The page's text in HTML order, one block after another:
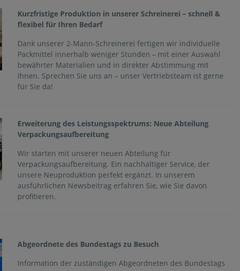
Kurzfristige Produktion in unserer Schreinerei – schnell &
flexibel für Ihren Bedarf
Dank unserer 2-Mann-Schreinerei fertigen wir individuelle
Packmittel innerhalb weniger Stunden – mit einer Auswahl
bewährter Materialien und in direkter Abstimmung mit
Ihnen. Sprechen Sie uns an – unser Vertriebsteam ist gerne
für Sie da!
Erweiterung des Leistungsspektrums: Neue Abteilung
Verpackungsaufbereitung
Wir starten mit unserer neuen Abteilung für
Verpackungsaufbereitung. Ein nachhaltiger Service, der
unsere Neuproduktion perfekt ergänzt. In unserem
ausführlichen Newsbeitrag erfahren Sie, wie Sie davon
profitieren.
Abgeordnete des Bundestags zu Besuch
Information der zuständigen Abgeordneten des Bundestags